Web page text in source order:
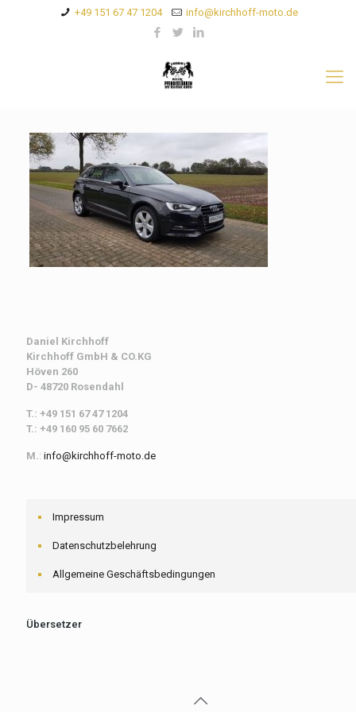
+49 151 67 47 1204 info@kirchhoff-moto.de
Daniel Kirchhoff
Kirchhoff GmbH & CO.KG
Höven 260
D- 48720 Rosendahl
T.: +49 151 67 47 1204
T.: +49 160 95 60 7662
M.: info@kirchhoff-moto.de
Impressum
Datenschutzbelehrung
Allgemeine Geschäftsbedingungen
Übersetzer